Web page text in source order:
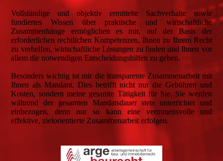
Vollständige und objektiv ermittelte Sachverhalte sowie
fundiertes Wissen über praktische und wirtschaftliche
Zusammenhänge ermöglichen es mir, auf der Basis der
erforderlichen rechtlichen Kompetenzen, Ihnen zu Ihrem Recht
zu verhelfen, wirtschaftliche Lösungen zu finden und Ihnen vor
allem die notwendigen Entscheidungshilfen zu geben.
Besonders wichtig ist mir die transparente Zusammenarbeit mit
Ihnen als Mandant. Dies betrifft nicht nur die Gebühren und
Kosten, sondern meine gesamte Tätigkeit für Sie. Sie werden
während der gesamten Mandatsdauer stets unterrichtet und
einbezogen, denn nur so kann eine vertrauensvolle und
effektive, zielorientierte Zusammenarbeit erfolgen.